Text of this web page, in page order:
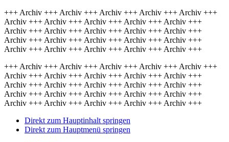
+++ Archiv +++ Archiv +++ Archiv +++ Archiv +++ Archiv +++
Archiv +++ Archiv +++ Archiv +++ Archiv +++ Archiv +++
Archiv +++ Archiv +++ Archiv +++ Archiv +++ Archiv +++
Archiv +++ Archiv +++ Archiv +++ Archiv +++ Archiv +++
Archiv +++ Archiv +++ Archiv +++ Archiv +++ Archiv +++
+++ Archiv +++ Archiv +++ Archiv +++ Archiv +++ Archiv +++
Archiv +++ Archiv +++ Archiv +++ Archiv +++ Archiv +++
Archiv +++ Archiv +++ Archiv +++ Archiv +++ Archiv +++
Archiv +++ Archiv +++ Archiv +++ Archiv +++ Archiv +++
Archiv +++ Archiv +++ Archiv +++ Archiv +++ Archiv +++
Direkt zum Hauptinhalt springen
Direkt zum Hauptmenü springen